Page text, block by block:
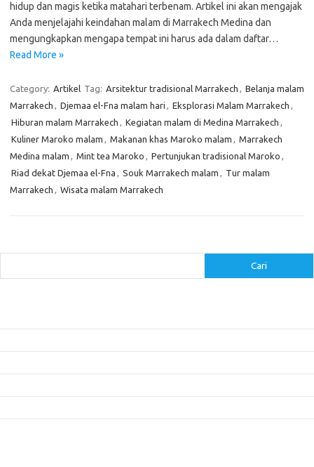
hidup dan magis ketika matahari terbenam. Artikel ini akan mengajak
Anda menjelajahi keindahan malam di Marrakech Medina dan
mengungkapkan mengapa tempat ini harus ada dalam daftar…
Read More »
Category: Artikel Tag: Arsitektur tradisional Marrakech , Belanja malam
Marrakech , Djemaa el-Fna malam hari , Eksplorasi Malam Marrakech ,
Hiburan malam Marrakech , Kegiatan malam di Medina Marrakech ,
Kuliner Maroko malam , Makanan khas Maroko malam , Marrakech
Medina malam , Mint tea Maroko , Pertunjukan tradisional Maroko ,
Riad dekat Djemaa el-Fna , Souk Marrakech malam , Tur malam
Marrakech , Wisata malam Marrakech
Cari